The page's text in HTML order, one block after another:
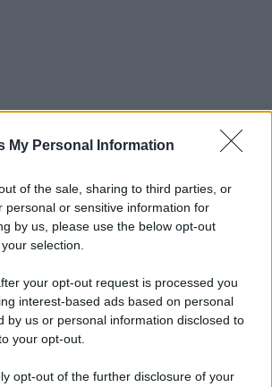
My Personal Information
of the sale, sharing to third parties, or
personal or sensitive information for
by us, please use the below opt-out
selection.
your opt-out request is processed you
interest-based ads based on personal
by us or personal information disclosed to
your opt-out.
opt-out of the further disclosure of your